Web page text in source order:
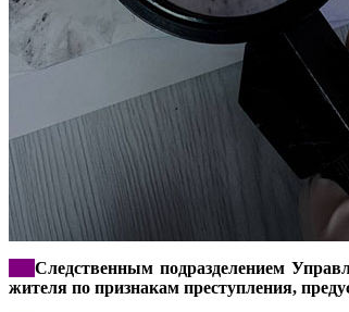
Следственным подразделением
жителя по признакам преступления,